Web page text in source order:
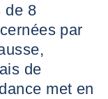
de 8
par
de
met en